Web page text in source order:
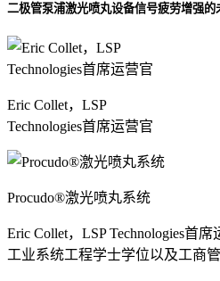
二极管泵浦激光喷丸设备信号疲劳增强的
Eric Collet，LSP
Technologies首席运营官
Procudo®激光喷丸系统
Eric Collet，LSP Technologies首
工业系统工程学士学位以及工商管